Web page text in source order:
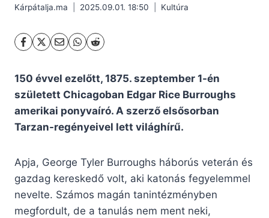
Kárpátalja.ma 2025.09.01. 18:50 Kultúra
150 évvel ezelőtt, 1875. szeptember 1-én
született Chicagoban Edgar Rice Burroughs
amerikai ponyvaíró. A szerző elsősorban
Tarzan-regényeivel lett világhírű.
Apja, George Tyler Burroughs háborús veterán és
gazdag kereskedő volt, aki katonás fegyelemmel
nevelte. Számos magán tanintézményben
megfordult, de a tanulás nem ment neki,